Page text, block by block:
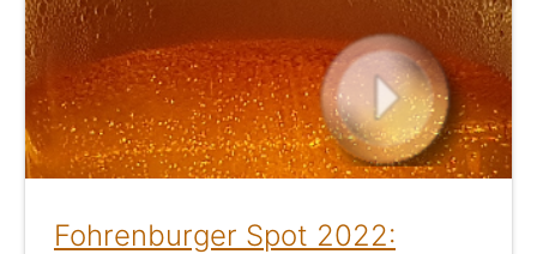
Fohrenburger Spot 2022: